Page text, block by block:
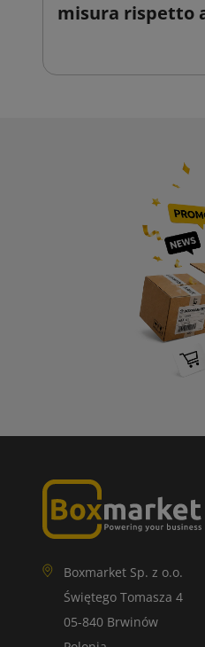
misura rispetto
Boxmarket Sp. z o.o.
Świętego Tomasza 4
05-840 Brwinów